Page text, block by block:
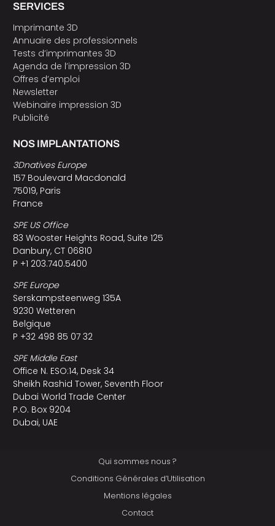
SERVICES
Imprimante 3D
Annuaire des professionnels
Tests d’imprimantes 3D
Agenda de l’impression 3D
Offres d’emploi
Newsletter
Webinaire impression 3D
Publicité
NOS IMPLANTATIONS
3Dnatives Europe
157 Boulevard Macdonald
75019, Paris
France
SPE US Office
83 Wooster Heights Road, Suite 125
Danbury, CT 06810
P +1 203.740.5400
SPE Europe
Serskampsteenweg 135A
9230 Wetteren
Belgique
P +32 498 85 07 32
SPE Middle East
Office N. ESO:14, Desk 34
Sheikh Rashid Tower, Seventh Floor
Dubai World Trade Center
P.O. Box 9204
Dubai, UAE
Qui sommes nous ?
Conditions Générales d’Utilisation
Mentions légales
Contact